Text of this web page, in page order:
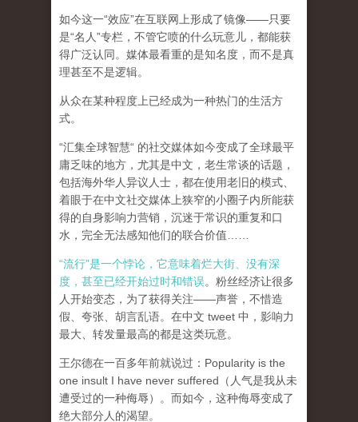
如今这一“效应”在互联网上形成了镜像——只要
是“名人”专栏，不管它喷的什么玩意儿，都能获
得广泛认同。媒体最看重的是知名度，而不是真
理甚至不是逻辑。
从众在某种程度上已经成为一种热门的生活方
式。
“汇集全球智慧“ 的社交媒体如今变成了全球最平
庸乏味的地方，尤其是中文，老生常谈的话题，
包括海外华人异议人士，都在使用老旧的模式、
着眼于在中文社交媒体上狭窄的小圈子内所能获
得的自身影响力营销，沉迷于常识的重复和口
水，完全无法感知他们的联合价值……
“流行”是一个悖论，它意味着烂大街、没有深
度，甚至已经开始过时和错误。粉丝经济让很多
人开始变态，为了获得关注——声誉，不惜造
假、夸张、胡言乱语。在中文 tweet 中，影响力
最大、转发量最高的都是这类玩意。
王尔德在一百多年前就说过：Popularity is the
one insult I have never suffered（人气是我从未
遭受过的一种侮辱）。而如今，这种侮辱变成了
绝大部分人的渴望。